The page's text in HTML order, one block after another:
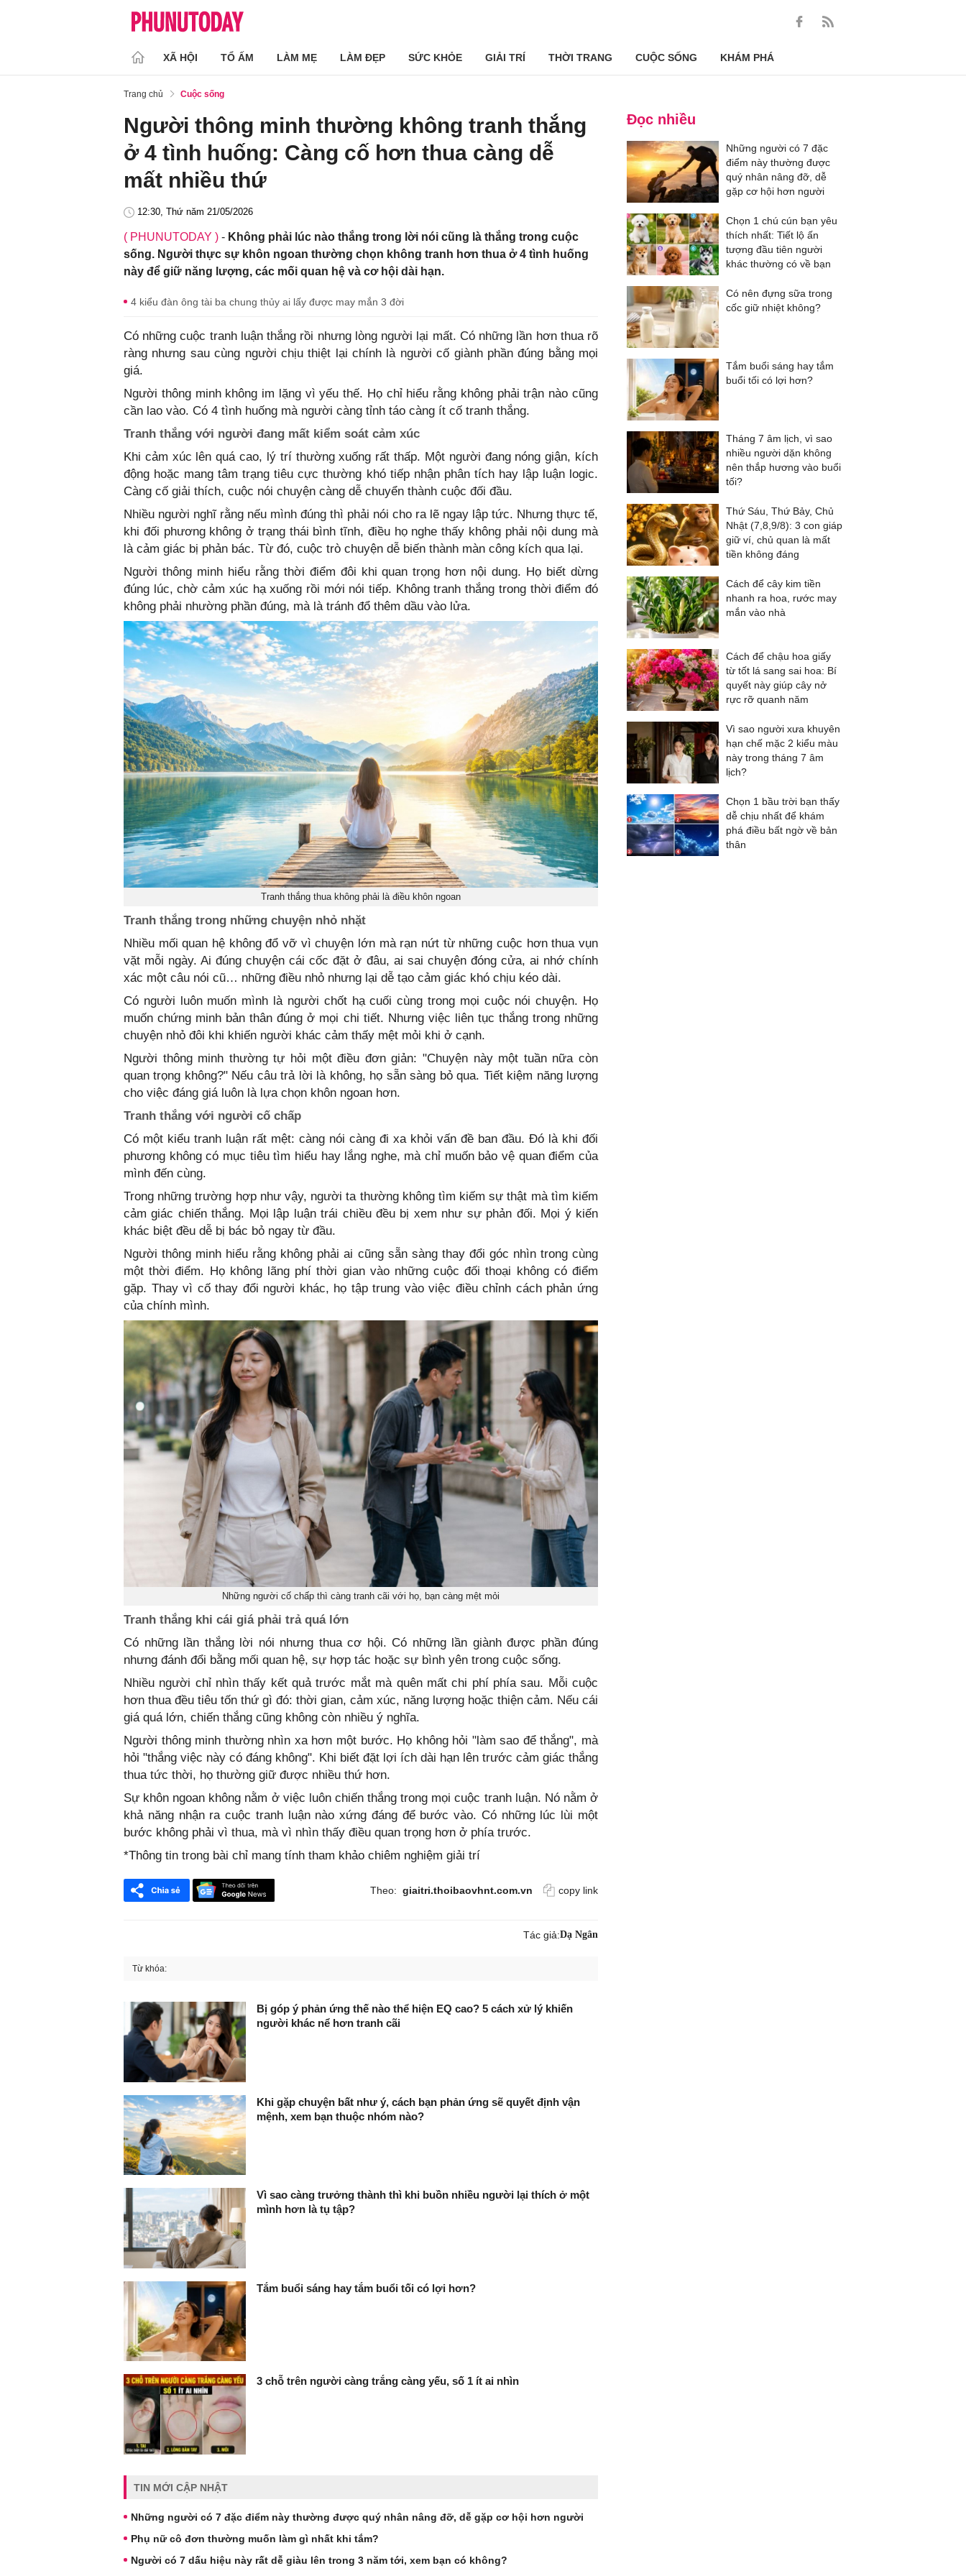
XÃ HỘI TỔ ẤM LÀM MẸ LÀM ĐẸP SỨC KHỎE GIẢI TRÍ THỜI TRANG CUỘC SỐNG KHÁM PHÁ
Trang chủ Cuộc sống
Người thông minh thường không tranh thắng
ở 4 tình huống: Càng cố hơn thua càng dễ
mất nhiều thứ
12:30, Thứ năm 21/05/2026
( PHUNUTODAY ) - Không phải lúc nào thắng trong lời nói cũng là thắng trong cuộc
sống. Người thực sự khôn ngoan thường chọn không tranh hơn thua ở 4 tình huống
này để giữ năng lượng, các mối quan hệ và cơ hội dài hạn.
4 kiểu đàn ông tài ba chung thủy ai lấy được may mắn 3 đời
Có những cuộc tranh luận thắng rồi nhưng lòng người lại mất. Có những lần hơn thua rõ
ràng nhưng sau cùng người chịu thiệt lại chính là người cố giành phần đúng bằng mọi
giá.
Người thông minh không im lặng vì yếu thế. Họ chỉ hiểu rằng không phải trận nào cũng
cần lao vào. Có 4 tình huống mà người càng tỉnh táo càng ít cố tranh thắng.
Tranh thắng với người đang mất kiểm soát cảm xúc
Khi cảm xúc lên quá cao, lý trí thường xuống rất thấp. Một người đang nóng giận, kích
động hoặc mang tâm trạng tiêu cực thường khó tiếp nhận phân tích hay lập luận logic.
Càng cố giải thích, cuộc nói chuyện càng dễ chuyển thành cuộc đối đầu.
Nhiều người nghĩ rằng nếu mình đúng thì phải nói cho ra lẽ ngay lập tức. Nhưng thực tế,
khi đối phương không ở trạng thái bình tĩnh, điều họ nghe thấy không phải nội dung mà
là cảm giác bị phản bác. Từ đó, cuộc trò chuyện dễ biến thành màn công kích qua lại.
Người thông minh hiểu rằng thời điểm đôi khi quan trọng hơn nội dung. Họ biết dừng
đúng lúc, chờ cảm xúc hạ xuống rồi mới nói tiếp. Không tranh thắng trong thời điểm đó
không phải nhường phần đúng, mà là tránh đổ thêm dầu vào lửa.
Tranh thắng thua không phải là điều khôn ngoan
Tranh thắng trong những chuyện nhỏ nhặt
Nhiều mối quan hệ không đổ vỡ vì chuyện lớn mà rạn nứt từ những cuộc hơn thua vụn
vặt mỗi ngày. Ai đúng chuyện cái cốc đặt ở đâu, ai sai chuyện đóng cửa, ai nhớ chính
xác một câu nói cũ… những điều nhỏ nhưng lại dễ tạo cảm giác khó chịu kéo dài.
Có người luôn muốn mình là người chốt hạ cuối cùng trong mọi cuộc nói chuyện. Họ
muốn chứng minh bản thân đúng ở mọi chi tiết. Nhưng việc liên tục thắng trong những
chuyện nhỏ đôi khi khiến người khác cảm thấy mệt mỏi khi ở cạnh.
Người thông minh thường tự hỏi một điều đơn giản: "Chuyện này một tuần nữa còn
quan trọng không?" Nếu câu trả lời là không, họ sẵn sàng bỏ qua. Tiết kiệm năng lượng
cho việc đáng giá luôn là lựa chọn khôn ngoan hơn.
Tranh thắng với người cố chấp
Có một kiểu tranh luận rất mệt: càng nói càng đi xa khỏi vấn đề ban đầu. Đó là khi đối
phương không có mục tiêu tìm hiểu hay lắng nghe, mà chỉ muốn bảo vệ quan điểm của
mình đến cùng.
Trong những trường hợp như vậy, người ta thường không tìm kiếm sự thật mà tìm kiếm
cảm giác chiến thắng. Mọi lập luận trái chiều đều bị xem như sự phản đối. Mọi ý kiến
khác biệt đều dễ bị bác bỏ ngay từ đầu.
Người thông minh hiểu rằng không phải ai cũng sẵn sàng thay đổi góc nhìn trong cùng
một thời điểm. Họ không lãng phí thời gian vào những cuộc đối thoại không có điểm
gặp. Thay vì cố thay đổi người khác, họ tập trung vào việc điều chỉnh cách phản ứng
của chính mình.
Những người cố chấp thì càng tranh cãi với họ, bạn càng mệt mỏi
Tranh thắng khi cái giá phải trả quá lớn
Có những lần thắng lời nói nhưng thua cơ hội. Có những lần giành được phần đúng
nhưng đánh đổi bằng mối quan hệ, sự hợp tác hoặc sự bình yên trong cuộc sống.
Nhiều người chỉ nhìn thấy kết quả trước mắt mà quên mất chi phí phía sau. Mỗi cuộc
hơn thua đều tiêu tốn thứ gì đó: thời gian, cảm xúc, năng lượng hoặc thiện cảm. Nếu cái
giá quá lớn, chiến thắng cũng không còn nhiều ý nghĩa.
Người thông minh thường nhìn xa hơn một bước. Họ không hỏi "làm sao để thắng", mà
hỏi "thắng việc này có đáng không". Khi biết đặt lợi ích dài hạn lên trước cảm giác thắng
thua tức thời, họ thường giữ được nhiều thứ hơn.
Sự khôn ngoan không nằm ở việc luôn chiến thắng trong mọi cuộc tranh luận. Nó nằm ở
khả năng nhận ra cuộc tranh luận nào xứng đáng để bước vào. Có những lúc lùi một
bước không phải vì thua, mà vì nhìn thấy điều quan trọng hơn ở phía trước.
*Thông tin trong bài chỉ mang tính tham khảo chiêm nghiệm giải trí
Theo: giaitri.thoibaovhnt.com.vn copy link
Tác giả:Dạ Ngân
Từ khóa:
Bị góp ý phản ứng thế nào thể hiện EQ cao? 5 cách xử lý khiến
người khác nể hơn tranh cãi
Khi gặp chuyện bất như ý, cách bạn phản ứng sẽ quyết định vận
mệnh, xem bạn thuộc nhóm nào?
Vì sao càng trưởng thành thì khi buồn nhiều người lại thích ở một
mình hơn là tụ tập?
Tắm buổi sáng hay tắm buổi tối có lợi hơn?
3 chỗ trên người càng trắng càng yếu, số 1 ít ai nhìn
TIN MỚI CẬP NHẬT
Những người có 7 đặc điểm này thường được quý nhân nâng đỡ, dễ gặp cơ hội hơn người
Phụ nữ cô đơn thường muốn làm gì nhất khi tắm?
Người có 7 dấu hiệu này rất dễ giàu lên trong 3 năm tới, xem bạn có không?
Đọc nhiều
Những người có 7 đặc
điểm này thường được
quý nhân nâng đỡ, dễ
gặp cơ hội hơn người
Chọn 1 chú cún bạn yêu
thích nhất: Tiết lộ ấn
tượng đầu tiên người
khác thường có về bạn
Có nên đựng sữa trong
cốc giữ nhiệt không?
Tắm buổi sáng hay tắm
buổi tối có lợi hơn?
Tháng 7 âm lịch, vì sao
nhiều người dặn không
nên thắp hương vào buổi
tối?
Thứ Sáu, Thứ Bảy, Chủ
Nhật (7,8,9/8): 3 con giáp
giữ ví, chủ quan là mất
tiền không đáng
Cách để cây kim tiền
nhanh ra hoa, rước may
mắn vào nhà
Cách để chậu hoa giấy
từ tốt lá sang sai hoa: Bí
quyết này giúp cây nở
rực rỡ quanh năm
Vì sao người xưa khuyên
hạn chế mặc 2 kiểu màu
này trong tháng 7 âm
lịch?
Chọn 1 bầu trời bạn thấy
dễ chịu nhất để khám
phá điều bất ngờ về bản
thân